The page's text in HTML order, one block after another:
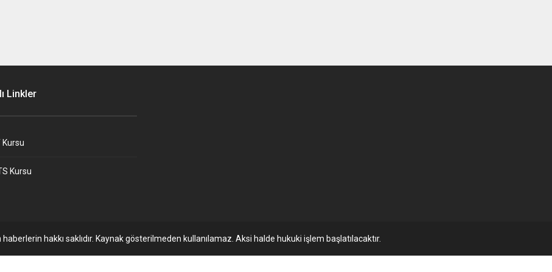
Linkler
Kursu
Kursu
hakkı saklıdır. Kaynak gösterilmeden kullanılamaz. Aksi halde hukuki işlem başlatılacaktır.